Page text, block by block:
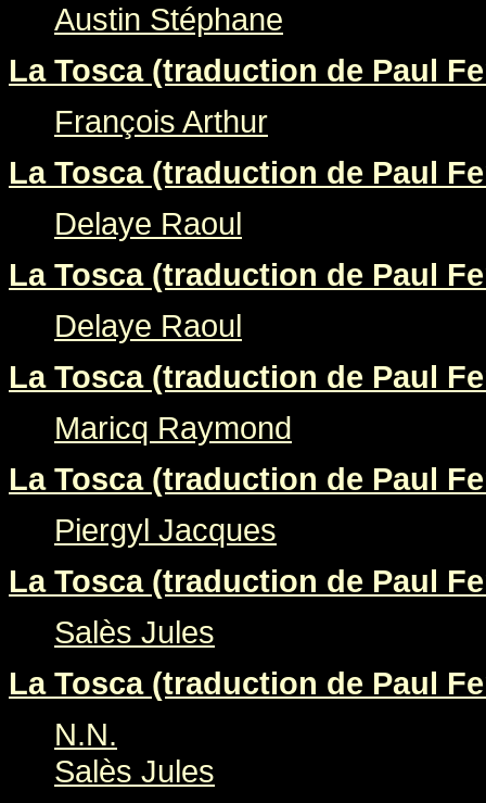
Austin Stéphane
La Tosca (traduction de Paul
François Arthur
La Tosca (traduction de Paul
Delaye Raoul
La Tosca (traduction de Paul
Delaye Raoul
La Tosca (traduction de Paul
Maricq Raymond
La Tosca (traduction de Paul
Piergyl Jacques
La Tosca (traduction de Paul
Salès Jules
La Tosca (traduction de Paul
N.N.
Salès Jules